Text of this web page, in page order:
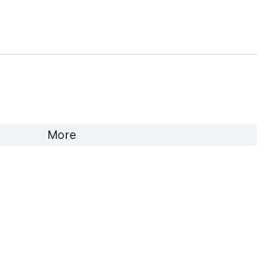
More